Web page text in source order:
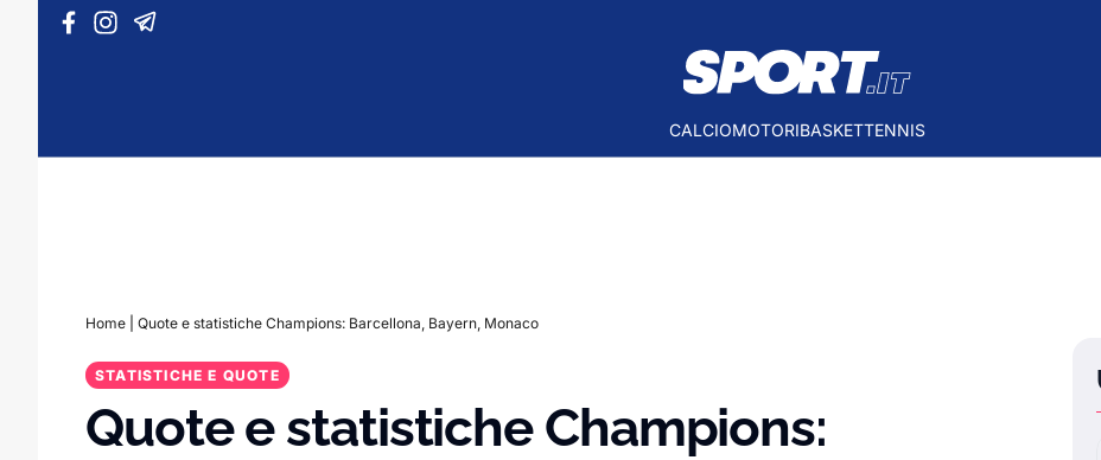
Vai al contenuto
CALCIOMOTORIBASKETTENNIS
Home Quote e statistiche Champions: Barcellona, Bayern, Monaco
STATISTICHE E QUOTE
Quote e statistiche Champions: